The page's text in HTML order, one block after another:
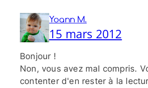
Yoann M.
15 mars 2012
Bonjour !
Non, vous avez mal compris.
contenter d'en rester à la